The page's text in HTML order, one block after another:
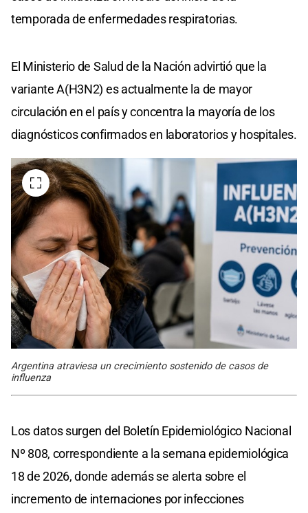
temporada de enfermedades respiratorias.
El Ministerio de Salud de la Nación advirtió que la
variante A(H3N2) es actualmente la de mayor
circulación en el país y concentra la mayoría de los
diagnósticos confirmados en laboratorios y hospitales.
Argentina atraviesa un crecimiento sostenido de casos de
influenza
Los datos surgen del Boletín Epidemiológico Nacional
Nº 808, correspondiente a la semana epidemiológica
18 de 2026, donde además se alerta sobre el
incremento de internaciones por infecciones